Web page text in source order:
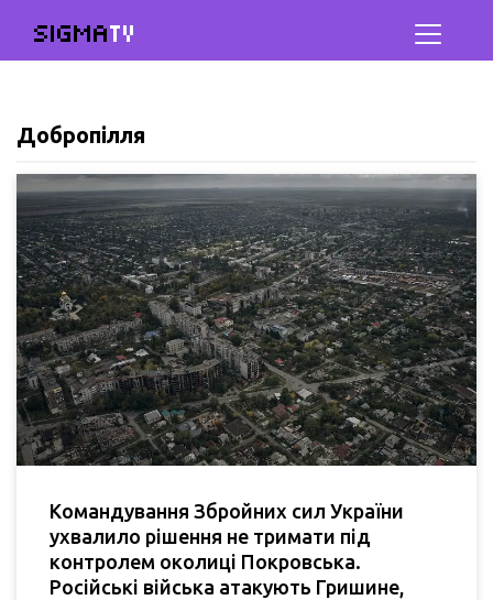
SIGMATV
Добропілля
Командування Збройних сил України
ухвалило рішення не тримати під
контролем околиці Покровська.
Російські війська атакують Гришине,